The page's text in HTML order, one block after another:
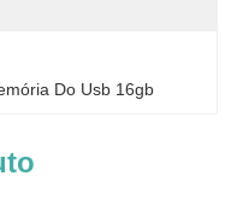
Do Usb 16gb